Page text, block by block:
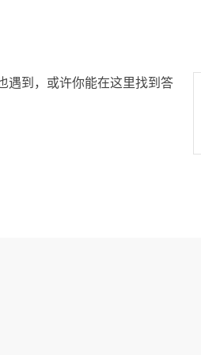
遇到，或许你能在这里找到答